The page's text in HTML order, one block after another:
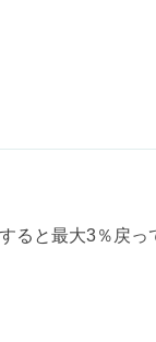
ると最大3％戻っ